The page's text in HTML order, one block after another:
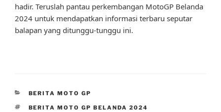
hadir. Teruslah pantau perkembangan MotoGP Belanda
2024 untuk mendapatkan informasi terbaru seputar
balapan yang ditunggu-tunggu ini.
CATEGORIES
BERITA MOTO GP
TAGS
BERITA MOTO GP BELANDA 2024